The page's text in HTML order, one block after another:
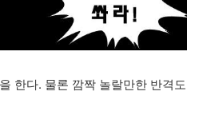
한다. 물론 깜짝 놀랄만한 반격도